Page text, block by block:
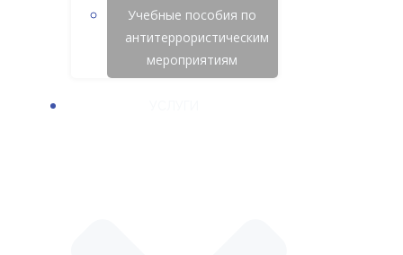
Учебные пособия по
антитеррористическим
мероприятиям